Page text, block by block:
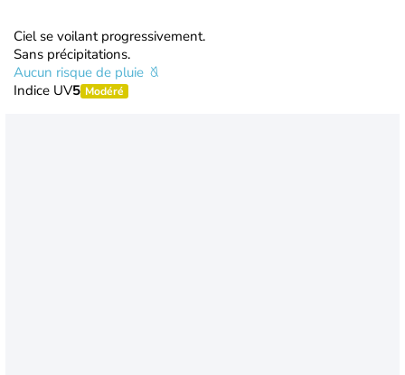
Ciel se voilant progressivement.
Sans précipitations.
Aucun risque de pluie
Indice UV5 Modéré